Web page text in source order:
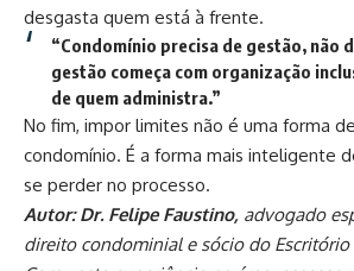
desgasta quem está à frente.
“Condomínio precisa de gestão, não
gestão começa com organização
de quem administra.”
No fim, impor limites não é uma forma
condomínio. É a forma mais inteligente
se perder no processo.
Autor: Dr. Felipe Faustino, advogado
direito condominial e sócio do Escritório